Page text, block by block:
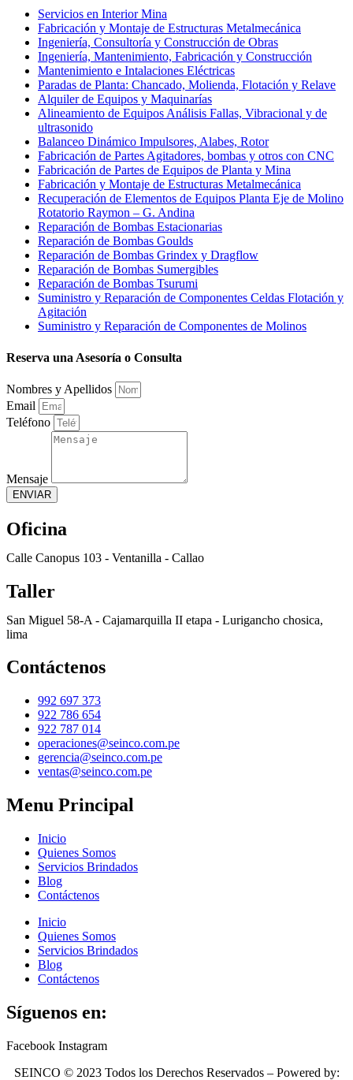
Servicios en Interior Mina
Fabricación y Montaje de Estructuras Metalmecánica
Ingeniería, Consultoría y Construcción de Obras
Ingeniería, Mantenimiento, Fabricación y Construcción
Mantenimiento e Intalaciones Eléctricas
Paradas de Planta: Chancado, Molienda, Flotación y Relave
Alquiler de Equipos y Maquinarías
Alineamiento de Equipos Análisis Fallas, Vibracional y de
ultrasonido
Balanceo Dinámico Impulsores, Alabes, Rotor
Fabricación de Partes Agitadores, bombas y otros con CNC
Fabricación de Partes de Equipos de Planta y Mina
Fabricación y Montaje de Estructuras Metalmecánica
Recuperación de Elementos de Equipos Planta Eje de Molino
Rotatorio Raymon – G. Andina
Reparación de Bombas Estacionarias
Reparación de Bombas Goulds
Reparación de Bombas Grindex y Dragflow
Reparación de Bombas Sumergibles
Reparación de Bombas Tsurumi
Suministro y Reparación de Componentes Celdas Flotación y
Agitación
Suministro y Reparación de Componentes de Molinos
Reserva una Asesoría o Consulta
Nombres y Apellidos
Email
Teléfono
Mensaje
ENVIAR
Oficina
Calle Canopus 103 - Ventanilla - Callao
Taller
San Miguel 58-A - Cajamarquilla II etapa - Lurigancho chosica,
lima
Contáctenos
992 697 373
922 786 654
922 787 014
operaciones@seinco.com.pe
gerencia@seinco.com.pe
ventas@seinco.com.pe
Menu Principal
Inicio
Quienes Somos
Servicios Brindados
Blog
Contáctenos
Inicio
Quienes Somos
Servicios Brindados
Blog
Contáctenos
Síguenos en:
Facebook Instagram
SEINCO © 2023 Todos los Derechos Reservados – Powered by: